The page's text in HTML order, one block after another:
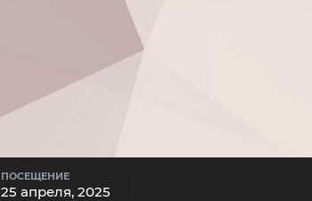
ПОСЕЩЕНИЕ
25 апреля, 2025